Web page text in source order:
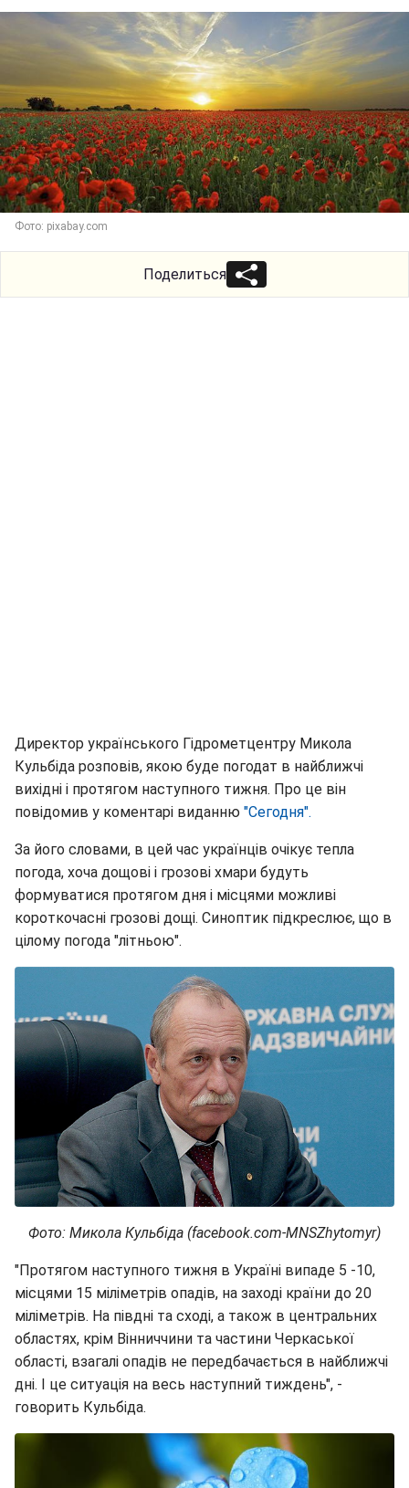
Фото: pixabay.com
Поделиться
Директор українського Гідрометцентру Микола
Кульбіда розповів, якою буде погодат в найближчі
вихідні і протягом наступного тижня. Про це він
повідомив у коментарі виданню "Сегодня".
За його словами, в цей час українців очікує тепла
погода, хоча дощові і грозові хмари будуть
формуватися протягом дня і місцями можливі
короткочасні грозові дощі. Синоптик підкреслює, що в
цілому погода "літньою".
Фото: Микола Кульбіда (facebook.com-MNSZhytomyr)
"Протягом наступного тижня в Україні випаде 5 -10,
місцями 15 міліметрів опадів, на заході країни до 20
міліметрів. На півдні та сході, а також в центральних
областях, крім Вінниччини та частини Черкаської
області, взагалі опадів не передбачається в найближчі
дні. І це ситуація на весь наступний тиждень", -
говорить Кульбіда.